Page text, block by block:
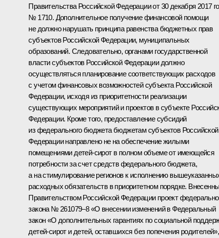
Правительства Российской Федерации от 30 декабря 2017
№ 1710. Дополнительное получение финансовой помощи
не должно нарушать принципа равенства бюджетных прав
субъектов Российской Федерации, муниципальных
образований. Следовательно, органами государственной
власти субъектов Российской Федерации должно
осуществляться планирование соответствующих расходов
с учетом финансовых возможностей субъекта Российской
Федерации, исходя из приоритетности реализации
существующих мероприятий и проектов в субъекте
Федерации. Кроме того, предоставление субсидий
из федерального бюджета бюджетам субъектов Российской
Федерации направлено не на обеспечение жилыми
помещениями детей-сирот в полном объеме от имеющейся
потребности за счет средств федерального бюджета,
а на стимулирование регионов к исполнению
расходных обязательств в приоритетном порядке.
Правительством Российской Федерации проект
закона № 261079–8 «О внесении изменений в Федеральный
закон «О дополнительных гарантиях по социальной
детей-сирот и детей, оставшихся без попечения родителей»,